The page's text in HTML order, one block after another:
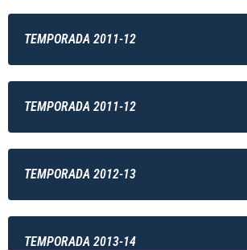
TEMPORADA 2011-12
TEMPORADA 2011-12
TEMPORADA 2012-13
TEMPORADA 2013-14